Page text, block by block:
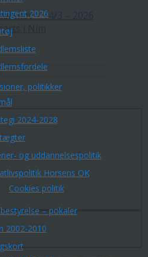
2026
politikker
2024-2028
og uddannelsespolitik
Horsens OK
Cookies politik
– pokaler
2002-2010
– 14/3 – 2026
i Nim